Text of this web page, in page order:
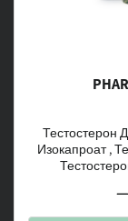
Тестостерон
Изокапроат ,